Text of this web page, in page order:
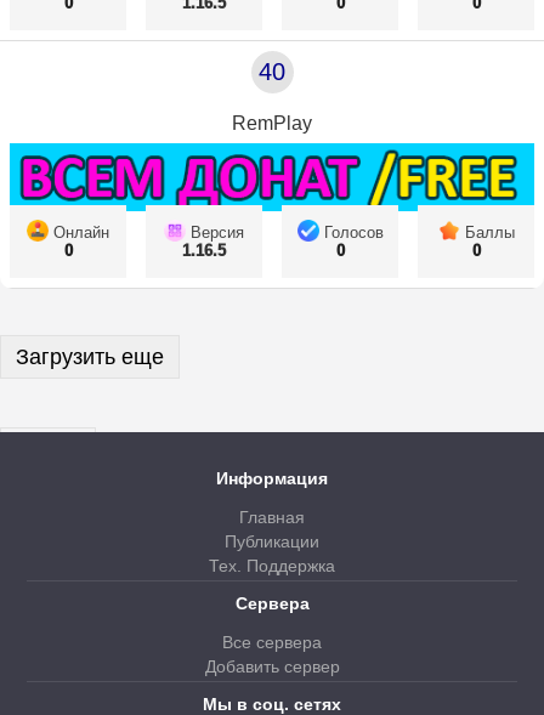
40
RemPlay
Онлайн
0
Версия
1.16.5
Голосов
0
Баллы
0
Загрузить еще
Информация
Главная
Публикации
Тех. Поддержка
Сервера
Все сервера
Добавить сервер
Мы в соц. сетях